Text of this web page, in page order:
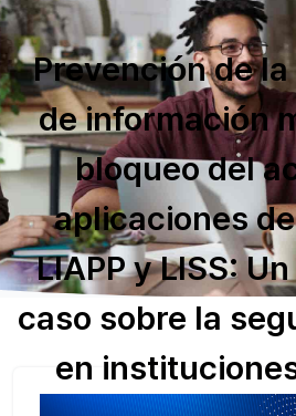
Prevención de
de información
bloqueo del
aplicaciones
LIAPP y LISS:
caso sobre la
en
A través de casos prácticos de